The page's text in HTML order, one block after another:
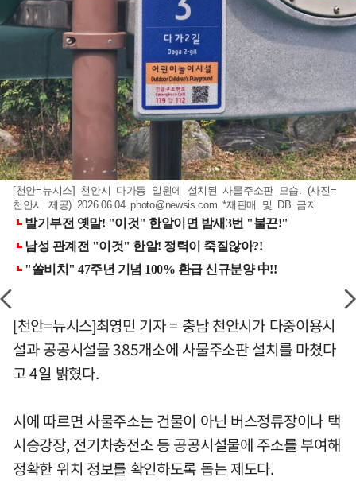
[천안=뉴시스] 천안시 다가동 일원에 설치된 사물주소판 모습. (사진=
천안시 제공) 2026.06.04photo@newsis.com *재판매 및 DB 금지
[천안=뉴시스]최영민 기자 = 충남 천안시가 다중이용시
설과 공공시설물 385개소에 사물주소판 설치를 마쳤다
고 4일 밝혔다.
시에 따르면 사물주소는 건물이 아닌 버스정류장이나 택
시승강장, 전기차충전소 등 공공시설물에 주소를 부여해
정확한 위치 정보를 확인하도록 돕는 제도다.